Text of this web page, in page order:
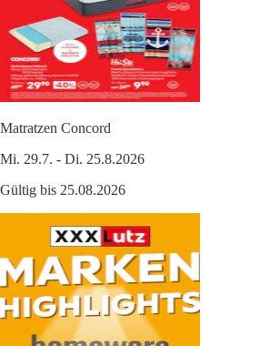
Matratzen Concord
Mi. 29.7. - Di. 25.8.2026
Gültig bis 25.08.2026